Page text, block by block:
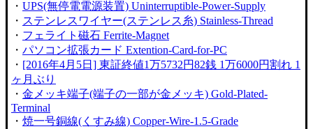
・ UPS(無停電電源装置) Uninterruptible-Power-Supply
・ ステンレスワイヤー(ステンレス糸) Stainless-Thread
・ フェライト磁石 Ferrite-Magnet
・ パソコン拡張カード Extention-Card-for-PC
・ [2016年4月5日] 東証終値1万5732円82銭 1万6000円割れ 1
ヶ月ぶり
・ 金メッキ端子(端子の一部が金メッキ) Gold-Plated-
Terminal
・ 焼一号銅線(くすみ線) Copper-Wire-1.5-Grade